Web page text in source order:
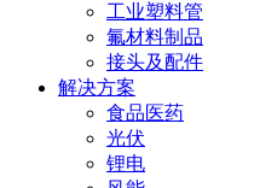
工业塑料管
氟材料制品
接头及配件
解决方案
食品医药
光伏
锂电